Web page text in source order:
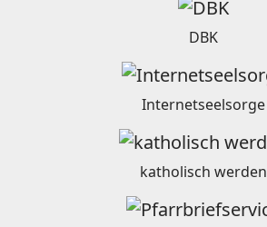
DBK
Internetseelsorge
katholisch werden